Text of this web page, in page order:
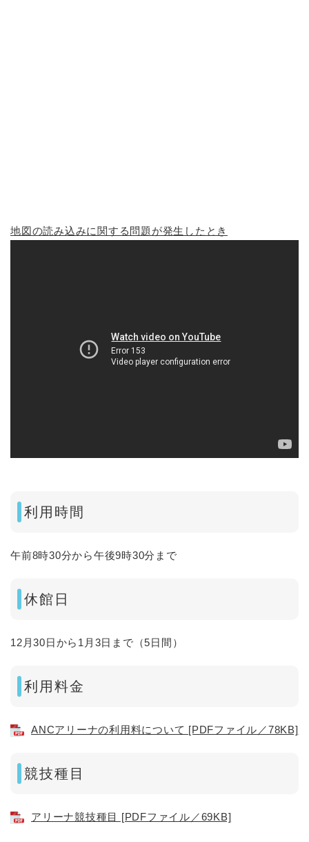
地図の読み込みに関する問題が発生したとき
利用時間
午前8時30分から午後9時30分まで
休館日
12月30日から1月3日まで（5日間）
利用料金
ANCアリーナの利用料について [PDFファイル／78KB]
競技種目
アリーナ競技種目 [PDFファイル／69KB]